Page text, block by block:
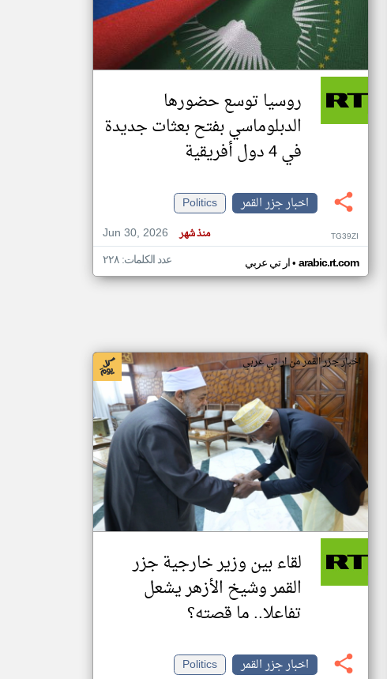
تغيير الدولة
اخبار جزر القمر على مدار الساعة
أهم اخبار جزر القمر العاجلة والمباشرة
روسيا توسع حضورها
الدبلوماسي بفتح بعثات جديدة
في 4 دول أفريقية
اخبار جزر القمر
Politics
Jun 30, 2026
منذ شهر TG39ZI
ار تي عربي• arabic.rt.com عدد الكلمات: ٢٢٨
اخبار جزر القمر من ار تي عربي
لقاء بين وزير خارجية جزر
القمر وشيخ الأزهر يشعل
تفاعلا.. ما قصته؟
اخبار جزر القمر
Politics
klyoum.com